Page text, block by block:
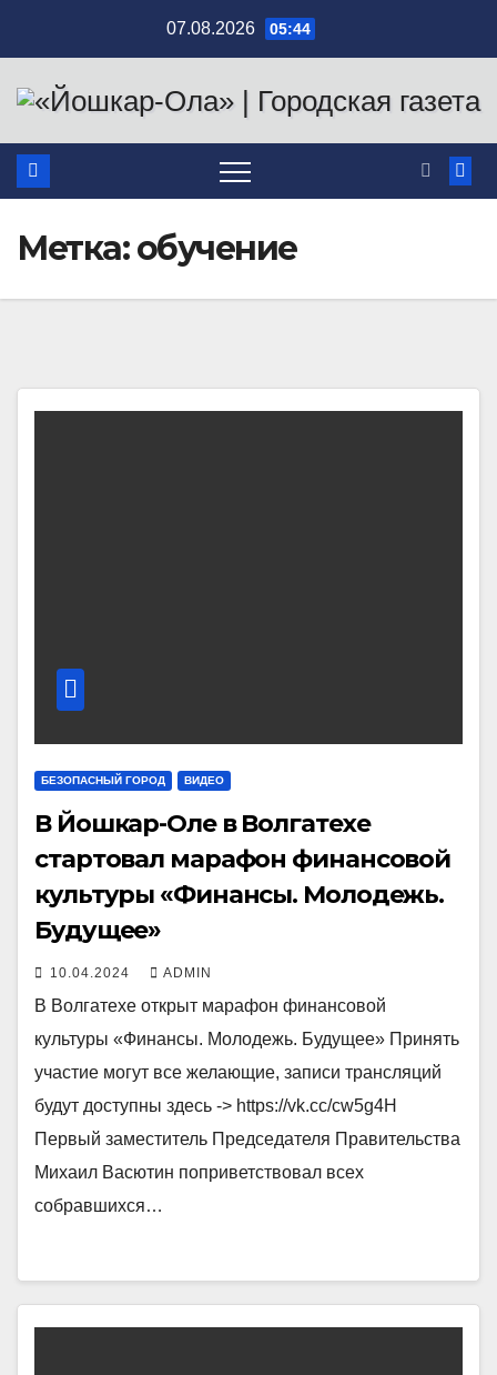
содержимому
07.08.2026 05:44
Метка:обучение
БЕЗОПАСНЫЙ ГОРОД ВИДЕО
В Йошкар-Оле в Волгатехе
стартовал марафон финансовой
культуры «Финансы. Молодежь.
Будущее»
10.04.2024 ADMIN
В Волгатехе открыт марафон финансовой
культуры «Финансы. Молодежь. Будущее» Принять
участие могут все желающие, записи трансляций
будут доступны здесь -> https://vk.cc/cw5g4H
Первый заместитель Председателя Правительства
Михаил Васютин поприветствовал всех
собравшихся…